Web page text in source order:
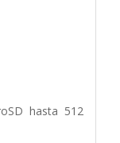
hasta 512